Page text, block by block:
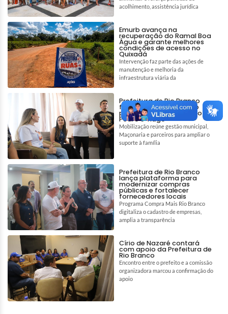
acolhimento, assistência jurídica
Emurb avança na
recuperação do Ramal Boa
Água e garante melhores
condições de acesso no
Quixadá
Intervenção faz parte das ações de
manutenção e melhoria da
infraestrutura viária da
Prefeitura de Rio Branco
fortalece rede de apoio
para auxiliar tratamento de
Pedro e Tiago
Mobilização reúne gestão municipal,
Maçonaria e parceiros para ampliar o
suporte à família
Prefeitura de Rio Branco
lança plataforma para
modernizar compras
públicas e fortalecer
fornecedores locais
Programa Compra Mais Rio Branco
digitaliza o cadastro de empresas,
amplia a transparência
Círio de Nazaré contará
com apoio da Prefeitura de
Rio Branco
Encontro entre o prefeito e a comissão
organizadora marcou a confirmação do
apoio